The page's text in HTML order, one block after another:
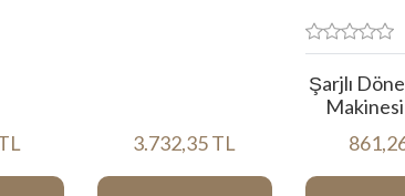
3.732,35 TL
Şarjlı
Makinesi